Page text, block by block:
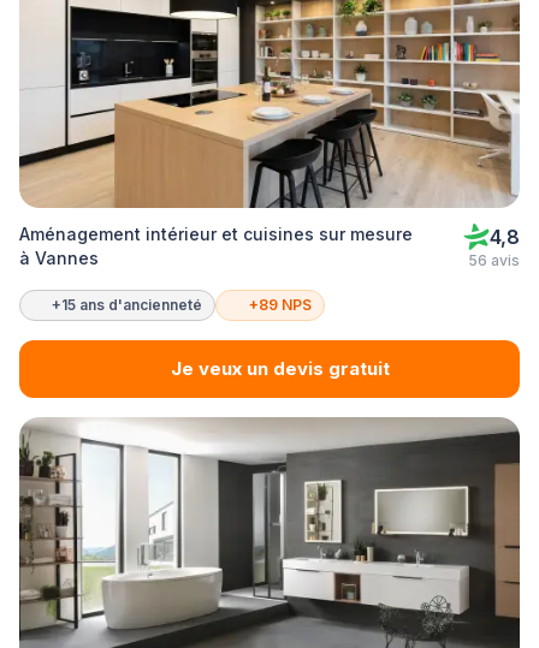
Aménagement intérieur et cuisines sur mesure
à Vannes
4,8
56 avis
+15 ans d'ancienneté +89 NPS
Je veux un devis gratuit